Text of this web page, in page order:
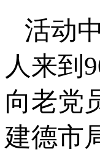
活动
人来到
向老党
建德市